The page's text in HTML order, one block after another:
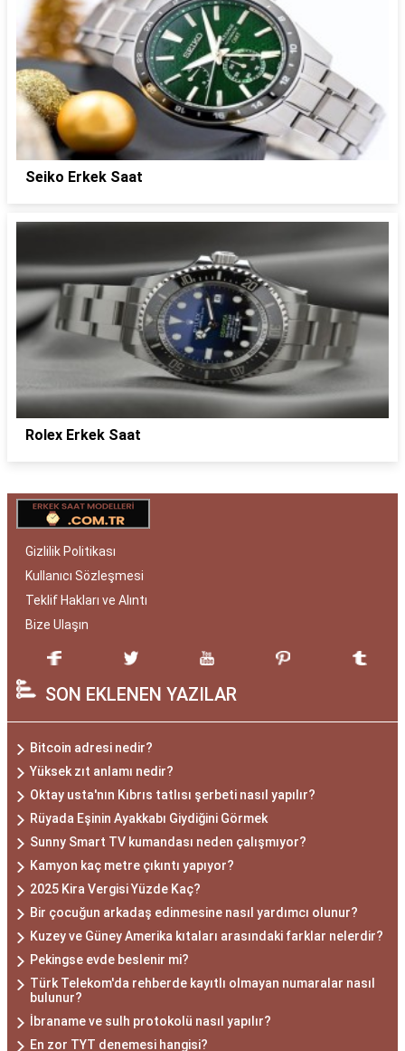
Seiko Erkek Saat
Rolex Erkek Saat
Gizlilik Politikası
Kullanıcı Sözleşmesi
Teklif Hakları ve Alıntı
Bize Ulaşın
SON EKLENEN YAZILAR
Bitcoin adresi nedir?
Yüksek zıt anlamı nedir?
Oktay usta'nın Kıbrıs tatlısı şerbeti nasıl yapılır?
Rüyada Eşinin Ayakkabı Giydiğini Görmek
Sunny Smart TV kumandası neden çalışmıyor?
Kamyon kaç metre çıkıntı yapıyor?
2025 Kira Vergisi Yüzde Kaç?
Bir çocuğun arkadaş edinmesine nasıl yardımcı olunur?
Kuzey ve Güney Amerika kıtaları arasındaki farklar nelerdir?
Pekingse evde beslenir mi?
Türk Telekom'da rehberde kayıtlı olmayan numaralar nasıl
bulunur?
İbraname ve sulh protokolü nasıl yapılır?
En zor TYT denemesi hangisi?